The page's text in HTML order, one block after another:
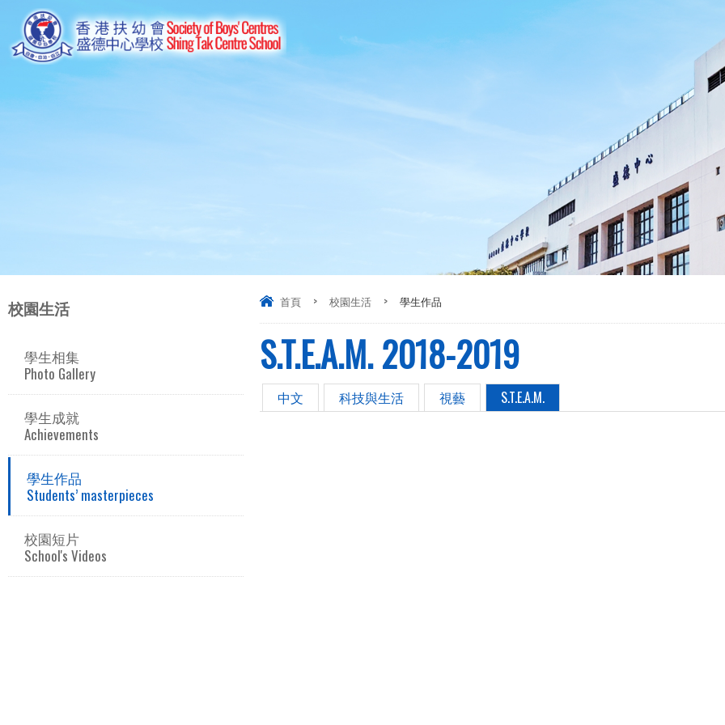
首頁 > 校園生活 > 學生作品
S.T.E.A.M. 2018-2019
中文 科技與生活 視藝 S.T.E.A.M.
校園生活
學生相集
Photo Gallery
學生成就
Achievements
學生作品
Students’ masterpieces
校園短片
School's Videos